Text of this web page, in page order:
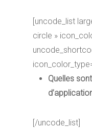
[uncode_list
circle »
Quelles
[/uncode_list]